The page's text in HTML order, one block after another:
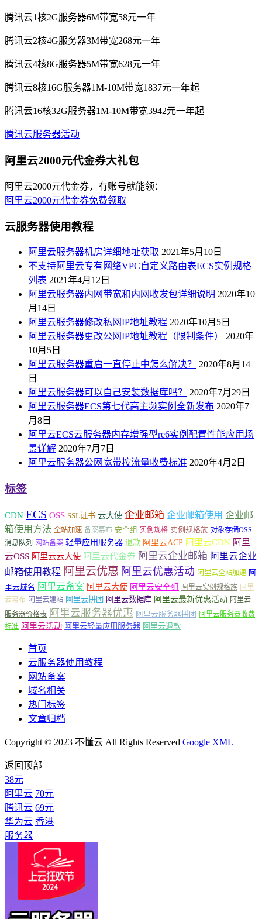
腾讯云1核2G服务器6M带宽58元一年
腾讯云2核4G服务器3M带宽268元一年
腾讯云4核8G服务器5M带宽628元一年
腾讯云8核16G服务器1M-10M带宽1837元一年起
腾讯云16核32G服务器1M-10M带宽3942元一年起
腾讯云服务器活动
阿里云2000元代金券大礼包
阿里云2000元代金券，有账号就能领：
阿里云2000元代金券免费领取
云服务器使用教程
阿里云服务器机房详细地址获取 2021年5月10日
不支持阿里云专有网络VPC自定义路由表ECS实例规格
列表 2021年4月12日
阿里云服务器内网带宽和内网收发包详细说明 2020年10
月14日
阿里云服务器修改私网IP地址教程 2020年10月5日
阿里云服务器更改公网IP地址教程（限制条件）
2020年
10月5日
阿里云服务器重启一直停止中怎么解决？
2020年8月14
日
阿里云服务器可以自己安装数据库吗？
2020年7月29日
阿里云服务器ECS第七代高主频实例全新发布 2020年7
月8日
阿里云ECS云服务器内存增强型re6实例配置性能应用场
景详解 2020年7月7日
阿里云服务器公网宽带按流量收费标准 2020年4月2日
标签
CDN ECS OSS SSL证书 云大使 企业邮箱 企业邮箱使用 企业邮
箱使用方法 全站加速 备案幕布 安全组 实例规格 实例规格族 对象存储OSS
消息队列
网站备案 轻量应用服务器 退款 阿里云ACP 阿里云CDN 阿里
云OSS 阿里云云大使 阿里云代金券 阿里云企业邮箱 阿里云企业
邮箱使用教程 阿里云优惠 阿里云优惠活动 阿里云全站加速 阿
里云域名 阿里云备案 阿里云大使 阿里云安全组 阿里云实例规格族 阿里
云幕布 阿里云建站 阿里云拼团 阿里云数据库 阿里云最新优惠活动 阿里云
服务器价格表 阿里云服务器优惠 阿里云服务器拼团 阿里云服务器收费
标准 阿里云活动 阿里云轻量应用服务器 阿里云退款
首页
云服务器使用教程
网站备案
域名相关
热门标签
文章归档
Copyright © 2023 不懂云 All Rights Reserved Google XML
返回顶部
38元
阿里云 70元
腾讯云 69元
华为云 香港
服务器